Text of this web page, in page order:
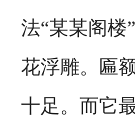
法“某某阁楼
花浮雕。匾
十足。而它